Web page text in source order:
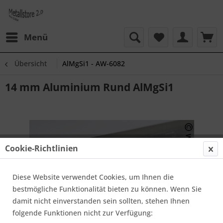
Menü
Übersicht AlMgSi1 - AW-6082
14 mm Aluminium Rund AlMgSi1
Cookie-Richtlinien
Diese Website verwendet Cookies, um Ihnen die
bestmögliche Funktionalität bieten zu können. Wenn Sie
damit nicht einverstanden sein sollten, stehen Ihnen
folgende Funktionen nicht zur Verfügung: